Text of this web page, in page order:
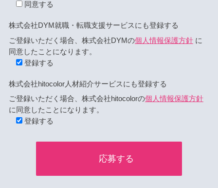
同意する
株式会社DYM就職・転職支援サービスにも登録する
ご登録いただく場合、株式会社DYMの個人情報保護方針に
同意したことになります。
登録する
株式会社hitocolor人材紹介サービスにも登録する
ご登録いただく場合、株式会社hitocolorの個人情報保護方針
に同意したことになります。
登録する